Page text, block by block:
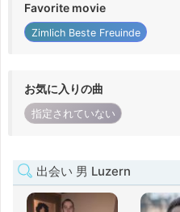
Favorite movie
Zimlich Beste Freuinde
お気に入りの曲
指定されていない
出会い 男 Luzern